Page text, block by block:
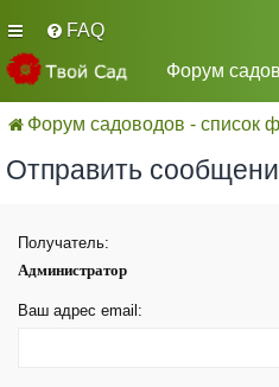
FAQ
Форум
Форум садоводов - список
Отправить
Получатель:
Администратор
Ваш адрес email: